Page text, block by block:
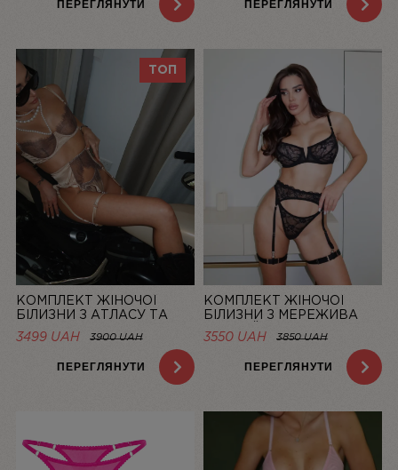
ПЕРЕГЛЯНУТИ ПЕРЕГЛЯНУТИ
ТОП
КОМПЛЕКТ ЖІНОЧОЇ
БІЛИЗНИ З АТЛАСУ ТА
МЕРЕЖИВА CHAMPAGNE |
LINIYA
3499 UAH 3900 UAH
ПЕРЕГЛЯНУТИ
КОМПЛЕКТ ЖІНОЧОЇ
БІЛИЗНИ З МЕРЕЖИВА
ЧОРНИЙ MUSE | LINIYA
3550 UAH 3850 UAH
ПЕРЕГЛЯНУТИ